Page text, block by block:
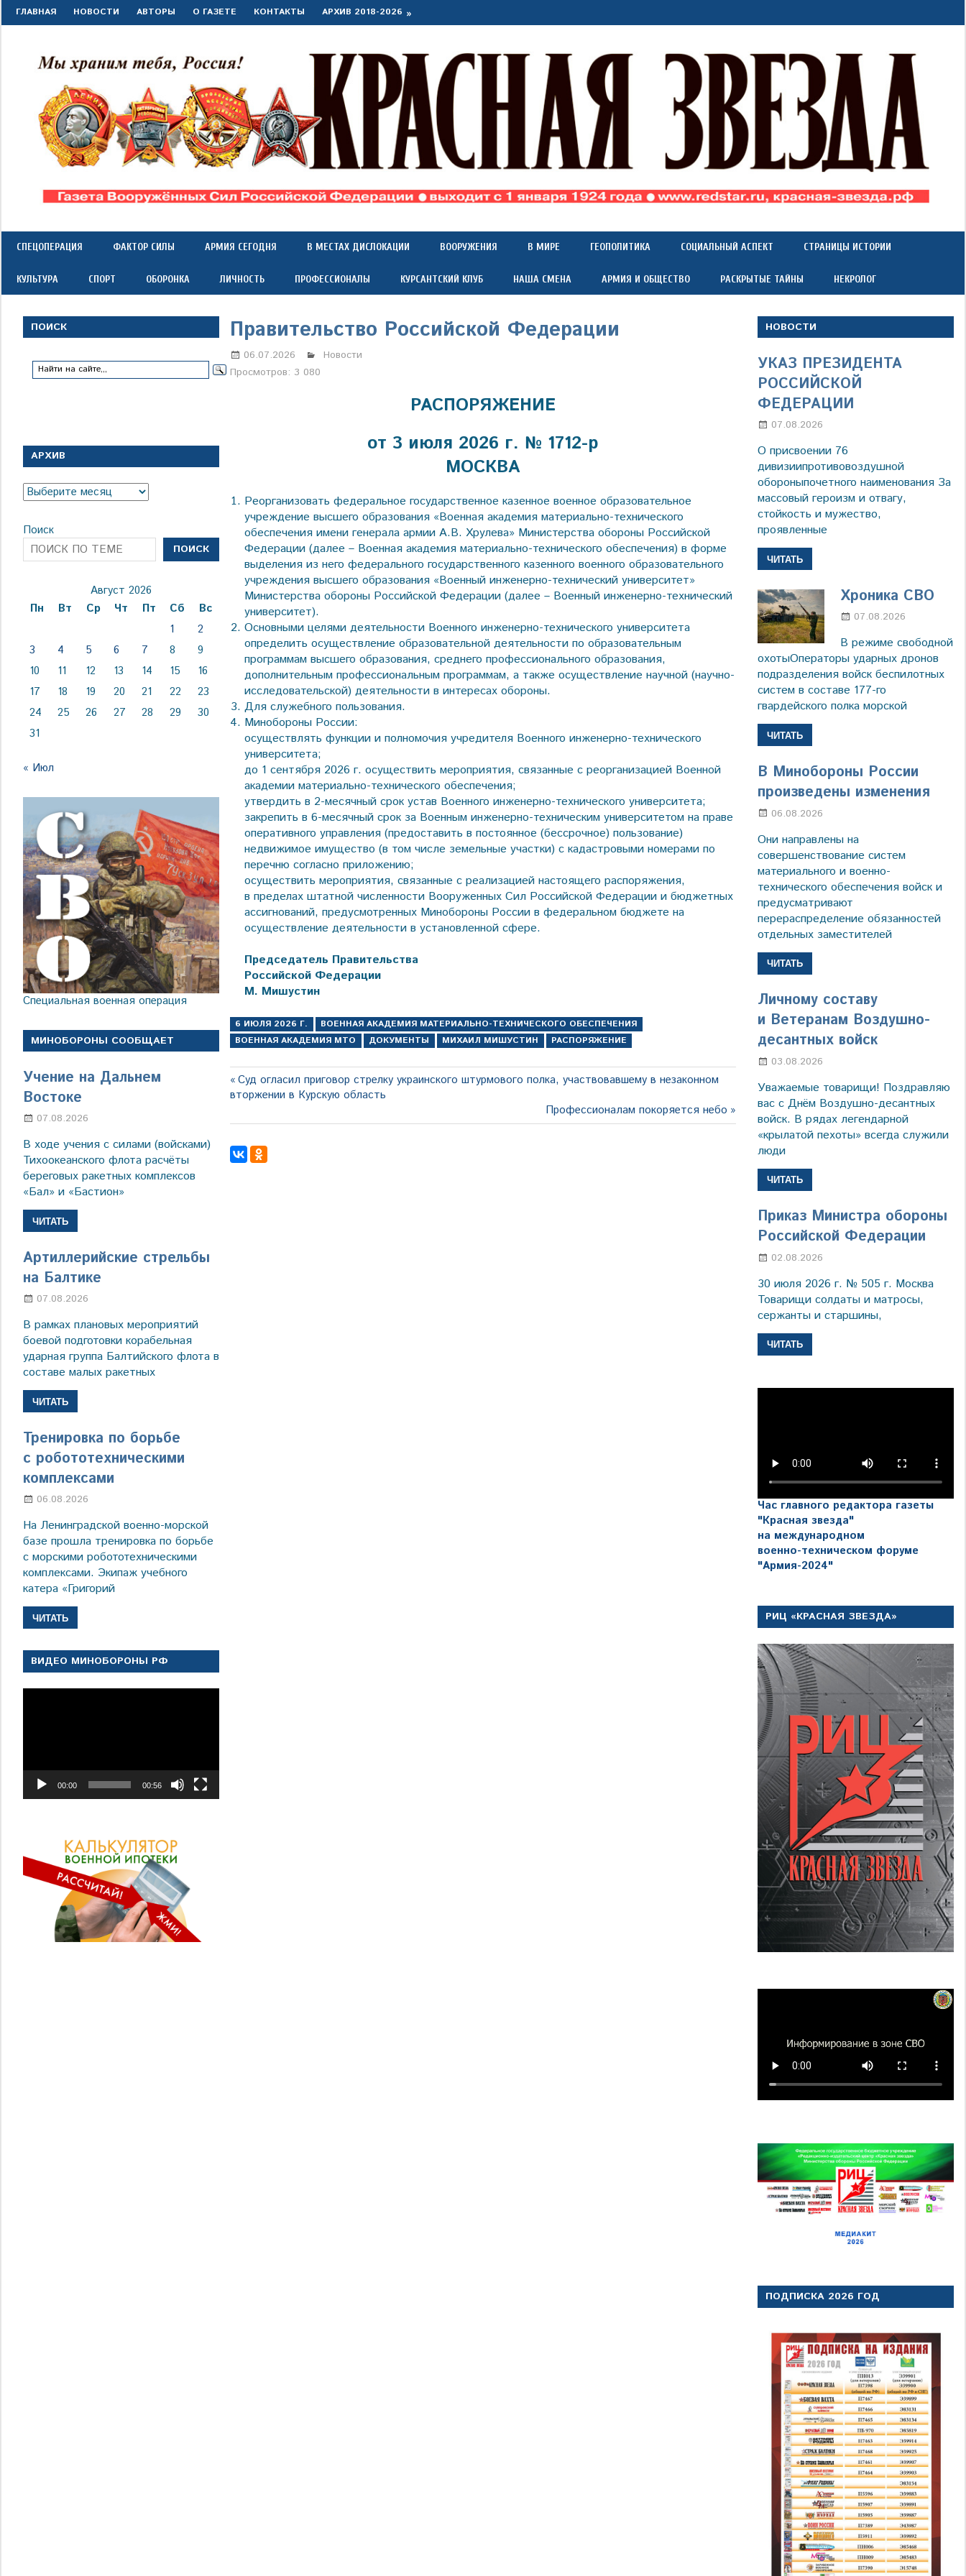
Перейти
к
ГЛАВНАЯ НОВОСТИ АВТОРЫ О ГАЗЕТЕ КОНТАКТЫ АРХИВ 2018-2026
"Красная
звезда"
Вооружённых
Сил
Федерации
*
1
1924
года
СПЕЦОПЕРАЦИЯ ФАКТОР СИЛЫ АРМИЯ СЕГОДНЯ В МЕСТАХ ДИСЛОКАЦИИ ВООРУЖЕНИЯ В МИРЕ ГЕОПОЛИТИКА СОЦИАЛЬНЫЙ АСПЕКТ СТРАНИЦЫ ИСТОРИИ
КУЛЬТУРА СПОРТ ОБОРОНКА ЛИЧНОСТЬ ПРОФЕССИОНАЛЫ КУРСАНТСКИЙ КЛУБ НАША СМЕНА АРМИЯ И ОБЩЕСТВО РАСКРЫТЫЕ ТАЙНЫ НЕКРОЛОГ
Правительство Российской Федерации
06.07.2026 Настя Свиридова
Новости
Просмотров: 3 080
РАСПОРЯЖЕНИЕ
от 3 июля 2026 г. № 1712-р
МОСКВА
Реорганизовать федеральное государственное казенное военное образовательное
учреждение высшего образования «Военная академия материально-технического
обеспечения имени генерала армии А.В. Хрулева» Министерства обороны Российской
Федерации (далее – Военная академия материально-технического обеспечения) в форме
выделения из него федерального государственного казенного военного образовательного
учреждения высшего образования «Военный инженерно-технический университет»
Министерства обороны Российской Федерации (далее – Военный инженерно-технический
университет).
Основными целями деятельности Военного инженерно-технического университета
определить осуществление образовательной деятельности по образовательным
программам высшего образования, среднего профессионального образования,
дополнительным профессиональным программам, а также осуществление научной (научно-
исследовательской) деятельности в интересах обороны.
Для служебного пользования.
Минобороны России:
осуществлять функции и полномочия учредителя Военного инженерно-технического
университета;
до 1 сентября 2026 г. осуществить мероприятия, связанные с реорганизацией Военной
академии материально-технического обеспечения;
утвердить в 2-месячный срок устав Военного инженерно-технического университета;
закрепить в 6-месячный срок за Военным инженерно-техническим университетом на праве
оперативного управления (предоставить в постоянное (бессрочное) пользование)
недвижимое имущество (в том числе земельные участки) с кадастровыми номерами по
перечню согласно приложению;
осуществить мероприятия, связанные с реализацией настоящего распоряжения,
в пределах штатной численности Вооруженных Сил Российской Федерации и бюджетных
ассигнований, предусмотренных Минобороны России в федеральном бюджете на
осуществление деятельности в установленной сфере.
Председатель Правительства
Российской Федерации
М. Мишустин
6 ИЮЛЯ 2026 Г.
ВОЕННАЯ АКАДЕМИЯ МАТЕРИАЛЬНО-ТЕХНИЧЕСКОГО ОБЕСПЕЧЕНИЯ
ВОЕННАЯ АКАДЕМИЯ МТО
ДОКУМЕНТЫ МИХАИЛ МИШУСТИН РАСПОРЯЖЕНИЕ
Навигация
по
записям
Предыдущая
запись:
Суд огласил приговор стрелку украинского штурмового полка, участвовавшему в незаконном
вторжении в Курскую область
Следующая
запись:
Профессионалам покоряется небо
ПОИСК
АРХИВ
Архив
Поиск
ПОИСК
Август 2026
Пн
Вт Ср Чт Пт Сб
Вс
1
2
3
4 5 6 7 8
9
10
11 12 13 14 15
16
17
18 19 20 21 22
23
24
25 26 27 28 29
30
31
« Июл
Специальная военная операция
МИНОБОРОНЫ СООБЩАЕТ
Учение на Дальнем
Востоке
07.08.2026
В ходе учения с силами (войсками)
Тихоокеанского флота расчёты
береговых ракетных комплексов
«Бал» и «Бастион»
ЧИТАТЬ
Артиллерийские стрельбы
на Балтике
07.08.2026
В рамках плановых мероприятий
боевой подготовки корабельная
ударная группа Балтийского флота в
составе малых ракетных
ЧИТАТЬ
Тренировка по борьбе
с робототехническими
комплексами
06.08.2026
На Ленинградской военно-морской
базе прошла тренировка по борьбе
с морскими робототехническими
комплексами. Экипаж учебного
катера «Григорий
ЧИТАТЬ
ВИДЕО МИНОБОРОНЫ РФ
00:00 00:56
НОВОСТИ
УКАЗ ПРЕЗИДЕНТА
РОССИЙСКОЙ
ФЕДЕРАЦИИ
07.08.2026
О присвоении 76
дивизиипротивовоздушной
обороныпочетного наименования За
массовый героизм и отвагу,
стойкость и мужество,
проявленные
ЧИТАТЬ
Хроника СВО
07.08.2026
В режиме свободной
охотыОператоры ударных дронов
подразделения войск беспилотных
систем в составе 177-го
гвардейского полка морской
ЧИТАТЬ
В Минобороны России
произведены изменения
06.08.2026
Они направлены на
совершенствование систем
материального и военно-
технического обеспечения войск и
предусматривают
перераспределение обязанностей
отдельных заместителей
ЧИТАТЬ
Личному составу
и Ветеранам Воздушно-
десантных войск
03.08.2026
Уважаемые товарищи! Поздравляю
вас с Днём Воздушно-десантных
войск. В рядах легендарной
«крылатой пехоты» всегда служили
люди
ЧИТАТЬ
Приказ Министра обороны
Российской Федерации
02.08.2026
30 июля 2026 г. № 505 г. Москва
Товарищи солдаты и матросы,
сержанты и старшины,
ЧИТАТЬ
Час главного редактора газеты
"Красная звезда"
на международном
военно-техническом форуме
"Армия-2024"
РИЦ «КРАСНАЯ ЗВЕЗДА»
ПОДПИСКА 2026 ГОД